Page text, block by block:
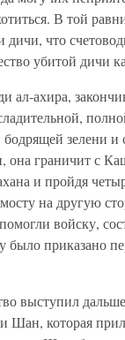
В той
что
убитой дичи
ал-ахира,
зелени и
она граничит с
и пройдя
на другую
войску,
приказано
выступил
Шан, которая